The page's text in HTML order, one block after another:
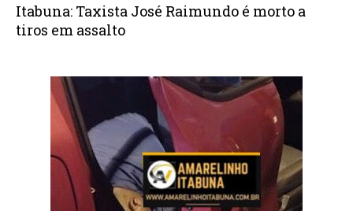
Itabuna: Taxista José Raimundo é morto a
tiros em assalto